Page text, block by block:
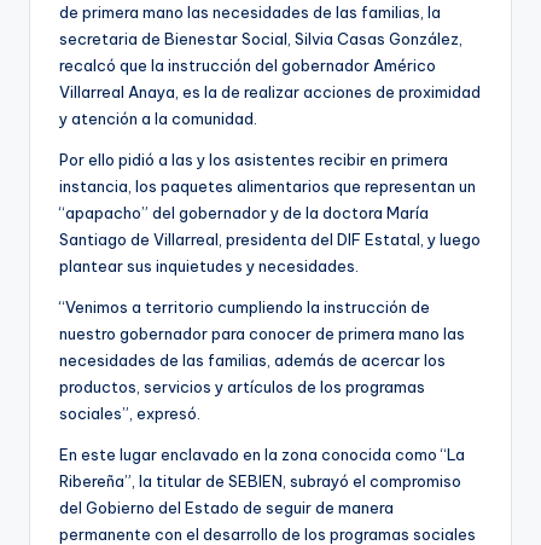
de primera mano las necesidades de las familias, la
secretaria de Bienestar Social, Silvia Casas González,
recalcó que la instrucción del gobernador Américo
Villarreal Anaya, es la de realizar acciones de proximidad
y atención a la comunidad.
Por ello pidió a las y los asistentes recibir en primera
instancia, los paquetes alimentarios que representan un
“apapacho” del gobernador y de la doctora María
Santiago de Villarreal, presidenta del DIF Estatal, y luego
plantear sus inquietudes y necesidades.
“Venimos a territorio cumpliendo la instrucción de
nuestro gobernador para conocer de primera mano las
necesidades de las familias, además de acercar los
productos, servicios y artículos de los programas
sociales”, expresó.
En este lugar enclavado en la zona conocida como “La
Ribereña”, la titular de SEBIEN, subrayó el compromiso
del Gobierno del Estado de seguir de manera
permanente con el desarrollo de los programas sociales